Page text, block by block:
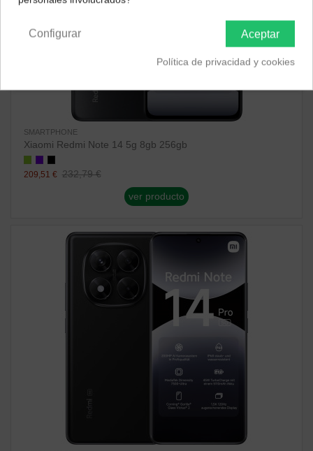
SMARTPHONE
Xiaomi Redmi Note 14 5g 8gb 256gb
209,51 € 232,79 €
ver producto
Aceptar
Configurar
Política de privacidad y cookies